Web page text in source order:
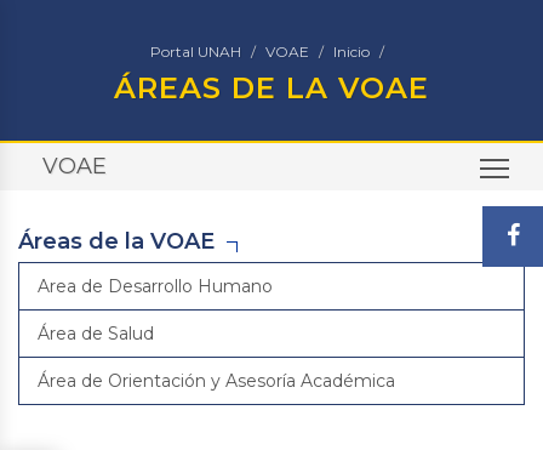
Portal UNAH VOAE Inicio
ÁREAS DE LA VOAE
VOAE
Áreas de la VOAE
Area de Desarrollo Humano
Área de Salud
Área de Orientación y Asesoría Académica